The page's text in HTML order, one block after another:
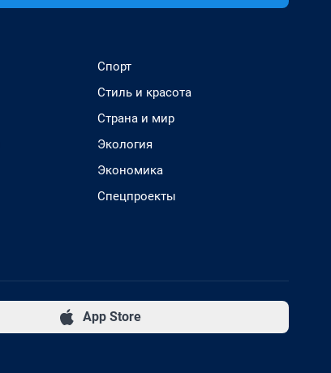
Спорт
Стиль и красота
Страна и мир
Экология
Экономика
Спецпроекты
App Store